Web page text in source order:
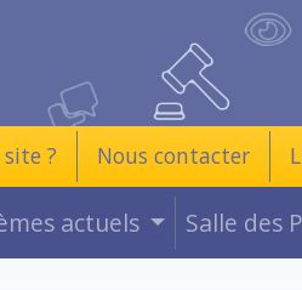
? Nous contacter
actuels Salle des